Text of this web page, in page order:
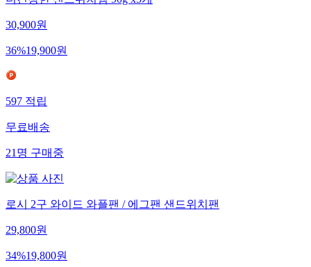
더건강한 샌드위치햄 90g x5개
30,900원
36%19,900원
597적립
무료배송
21명구매중
로시 2구 와이드 와플팬 / 에그팬 샌드위치팬
29,800원
34%19,800원